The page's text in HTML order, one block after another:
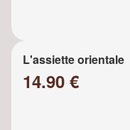
L'assiette orientale
14.90 €